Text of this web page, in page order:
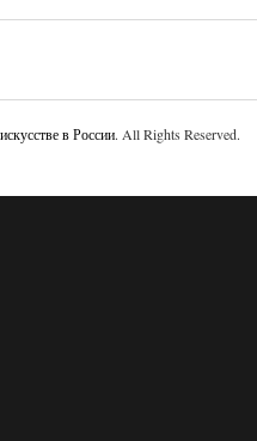
в России. All Rights Reserved.